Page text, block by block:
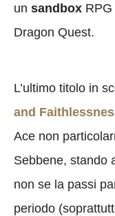
un sandbox
Dragon Quest.
L’ultimo titolo in
and
Ace non
Sebbene, stando
non se la passi
periodo